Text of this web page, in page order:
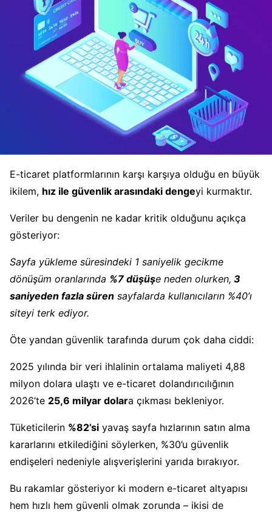
E-ticaret platformlarının karşı karşıya olduğu en büyük
ikilem, hız ile güvenlik arasındaki dengeyi kurmaktır.
Veriler bu dengenin ne kadar kritik olduğunu açıkça
gösteriyor:
Sayfa yükleme süresindeki 1 saniyelik gecikme
dönüşüm oranlarında %7 düşüşe neden olurken, 3
saniyeden fazla süren sayfalarda kullanıcıların %40’ı
siteyi terk ediyor.
Öte yandan güvenlik tarafında durum çok daha ciddi:
2025 yılında bir veri ihlalinin ortalama maliyeti 4,88
milyon dolara ulaştı ve e-ticaret dolandırıcılığının
2026’te 25,6 milyar dolara çıkması bekleniyor.
Tüketicilerin %82’si yavaş sayfa hızlarının satın alma
kararlarını etkilediğini söylerken, %30’u güvenlik
endişeleri nedeniyle alışverişlerini yarıda bırakıyor.
Bu rakamlar gösteriyor ki modern e-ticaret altyapısı
hem hızlı hem güvenli olmak zorunda – ikisi de